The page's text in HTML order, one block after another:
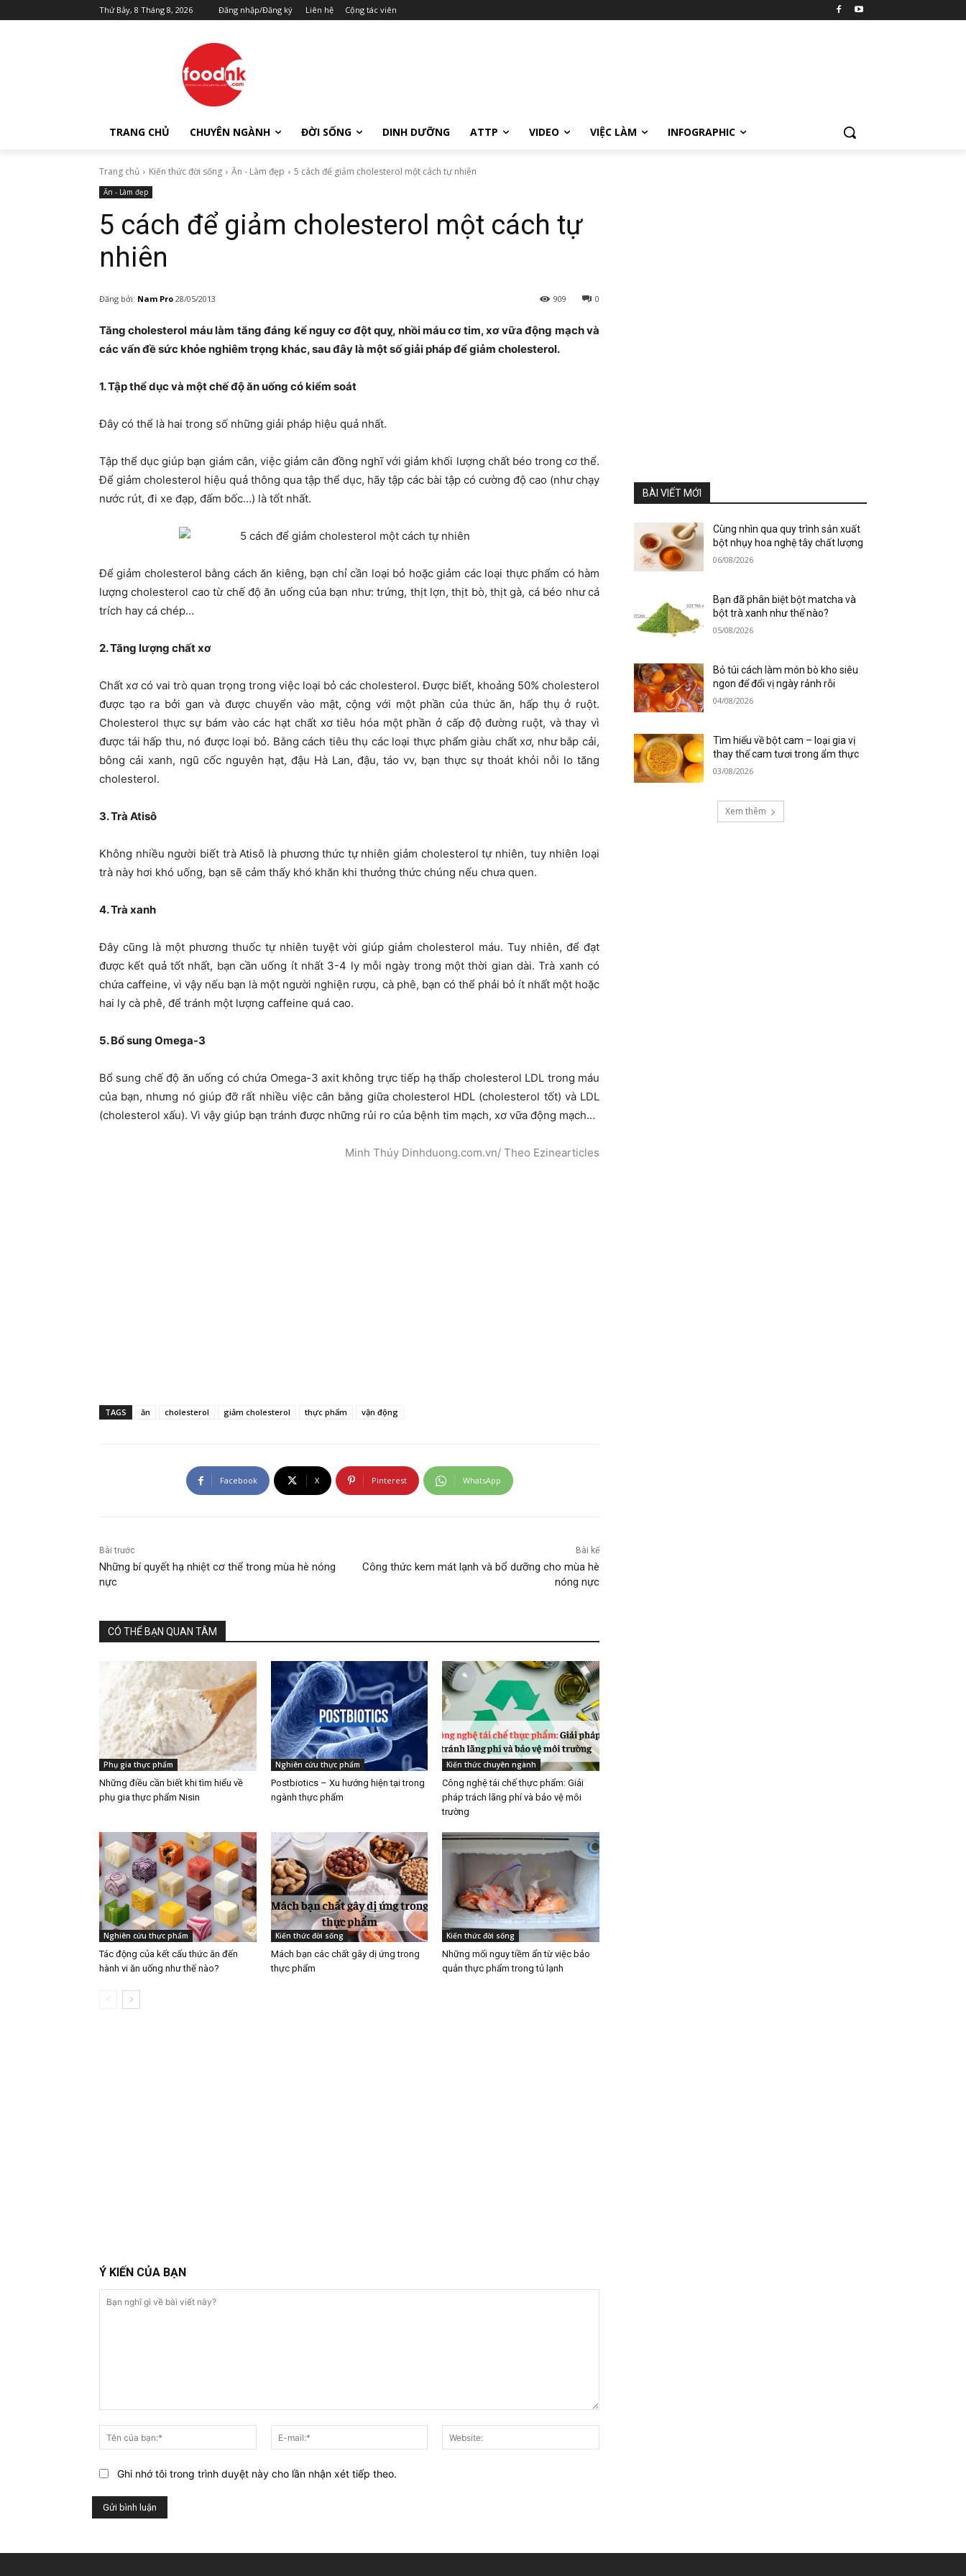
Thứ Bảy, 8 Tháng 8, 2026 Đăng nhập/Đăng ký Liên hệ Cộng tác viên
TRANG CHỦ CHUYÊN NGÀNH ĐỜI SỐNG DINH DƯỠNG ATTP VIDEO VIỆC LÀM INFOGRAPHIC
Trang chủ Kiến thức đời sống Ăn - Làm đẹp 5 cách để giảm cholesterol một cách tự nhiên
Ăn - Làm đẹp
5 cách để giảm cholesterol một cách tự
nhiên
Đăng bởi: Nam Pro 28/05/2013 0
909
Tăng cholesterol máu làm tăng đáng kể nguy cơ đột quỵ, nhồi máu cơ tim, xơ vữa động mạch và
các vấn đề sức khỏe nghiêm trọng khác, sau đây là một số giải pháp để giảm cholesterol.
1. Tập thể dục và một chế độ ăn uống có kiểm soát
Đây có thể là hai trong số những giải pháp hiệu quả nhất.
Tập thể dục giúp bạn giảm cân, việc giảm cân đồng nghĩ với giảm khối lượng chất béo trong cơ thể.
Để giảm cholesterol hiệu quả thông qua tập thể dục, hãy tập các bài tập có cường độ cao (như chạy
nước rút, đi xe đạp, đấm bốc…) là tốt nhất.
Để giảm cholesterol bằng cách ăn kiêng, bạn chỉ cần loại bỏ hoặc giảm các loại thực phẩm có hàm
lượng cholesterol cao từ chế độ ăn uống của bạn như: trứng, thịt lợn, thịt bò, thịt gà, cá béo như cá
trích hay cá chép…
2. Tăng lượng chất xơ
Chất xơ có vai trò quan trọng trong việc loại bỏ các cholesterol. Được biết, khoảng 50% cholesterol
được tạo ra bởi gan và được chuyển vào mật, cộng với một phần của thức ăn, hấp thụ ở ruột.
Cholesterol thực sự bám vào các hạt chất xơ tiêu hóa một phần ở cấp độ đường ruột, và thay vì
được tái hấp thu, nó được loại bỏ. Bằng cách tiêu thụ các loại thực phẩm giàu chất xơ, như bắp cải,
bông cải xanh, ngũ cốc nguyên hạt, đậu Hà Lan, đậu, táo vv, bạn thực sự thoát khỏi nỗi lo tăng
cholesterol.
3. Trà Atisô
Không nhiều người biết trà Atisô là phương thức tự nhiên giảm cholesterol tự nhiên, tuy nhiên loại
trà này hơi khó uống, bạn sẽ cảm thấy khó khăn khi thưởng thức chúng nếu chưa quen.
4. Trà xanh
Đây cũng là một phương thuốc tự nhiên tuyệt vời giúp giảm cholesterol máu. Tuy nhiên, để đạt
được kết quả tốt nhất, bạn cần uống ít nhất 3-4 ly mỗi ngày trong một thời gian dài. Trà xanh có
chứa caffeine, vì vậy nếu bạn là một người nghiện rượu, cà phê, bạn có thể phải bỏ ít nhất một hoặc
hai ly cà phê, để tránh một lượng caffeine quá cao.
5. Bổ sung Omega-3
Bổ sung chế độ ăn uống có chứa Omega-3 axit không trực tiếp hạ thấp cholesterol LDL trong máu
của bạn, nhưng nó giúp đỡ rất nhiều việc cân bằng giữa cholesterol HDL (cholesterol tốt) và LDL
(cholesterol xấu). Vì vậy giúp bạn tránh được những rủi ro của bệnh tim mạch, xơ vữa động mạch…
Minh Thúy Dinhduong.com.vn/ Theo Ezinearticles
TAGS ăn cholesterol giảm cholesterol thực phẩm vận động
Facebook X Pinterest WhatsApp
Bài trước
Những bí quyết hạ nhiệt cơ thể trong mùa hè nóng
nực
Bài kế
Công thức kem mát lạnh và bổ dưỡng cho mùa hè
nóng nực
CÓ THỂ BẠN QUAN TÂM
Phụ gia thực phẩm
Những điều cần biết khi tìm hiểu về
phụ gia thực phẩm Nisin
Nghiên cứu thực phẩm
Postbiotics – Xu hướng hiện tại trong
ngành thực phẩm
Kiến thức chuyên ngành
Công nghệ tái chế thực phẩm: Giải
pháp trách lãng phí và bảo vệ môi
trường
Nghiên cứu thực phẩm
Tác động của kết cấu thức ăn đến
hành vi ăn uống như thế nào?
Kiến thức đời sống
Mách bạn các chất gây dị ứng trong
thực phẩm
Kiến thức đời sống
Những mối nguy tiềm ẩn từ việc bảo
quản thực phẩm trong tủ lạnh
Ý KIẾN CỦA BẠN
nghĩ
gì
bài
này?
của
mail:*
Ghi nhớ tôi trong trình duyệt này cho lần nhận xét tiếp theo.
BÀI VIẾT MỚI
Cùng nhìn qua quy trình sản xuất
bột nhụy hoa nghệ tây chất lượng
06/08/2026
Bạn đã phân biệt bột matcha và
bột trà xanh như thế nào?
05/08/2026
Bỏ túi cách làm món bò kho siêu
ngon để đổi vị ngày rảnh rỗi
04/08/2026
Tìm hiểu về bột cam – loại gia vị
thay thế cam tươi trong ẩm thực
03/08/2026
Xem thêm